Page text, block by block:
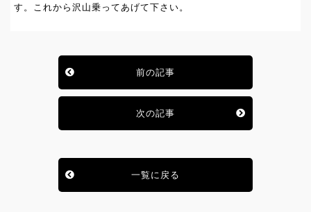
す。これから沢山乗ってあげて下さい。
前の記事
次の記事
一覧に戻る